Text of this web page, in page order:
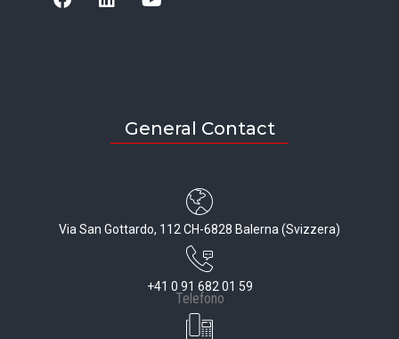
General Contact
Via San Gottardo, 112 CH-6828 Balerna (Svizzera)
+41 0 91 682 01 59
Telefono